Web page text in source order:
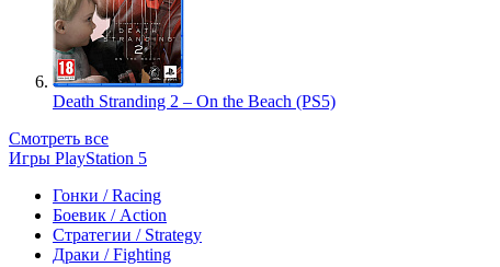
Death Stranding 2 – On the Beach (PS5)
Смотреть все
Игры PlayStation 5
Гонки / Racing
Боевик / Action
Стратегии / Strategy
Драки / Fighting